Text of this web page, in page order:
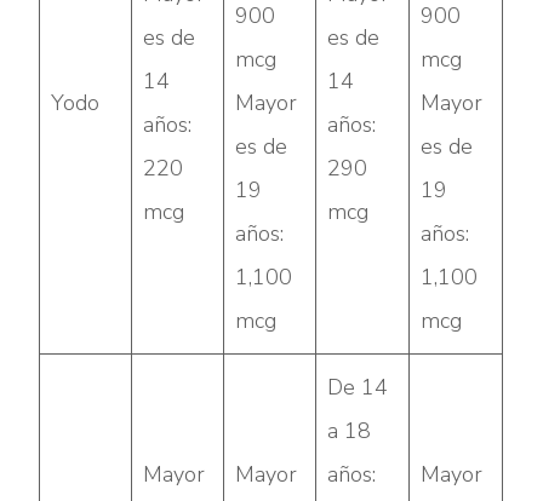
Yodo
es de
14
años:
220
mcg
900
mcg
Mayor
es de
19
años:
1,100
mcg
es de
14
años:
290
mcg
900
mcg
Mayor
es de
19
años:
1,100
mcg
Mayor
Mayor
De 14
a 18
años:
Mayor